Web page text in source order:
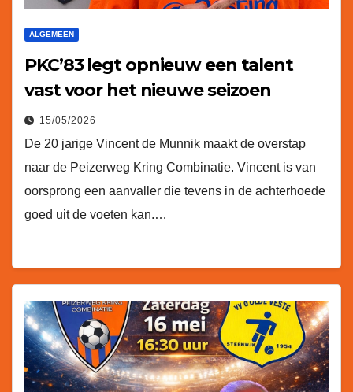
ALGEMEEN
PKC’83 legt opnieuw een talent
vast voor het nieuwe seizoen
15/05/2026
De 20 jarige Vincent de Munnik maakt de overstap
naar de Peizerweg Kring Combinatie. Vincent is van
oorsprong een aanvaller die tevens in de achterhoede
goed uit de voeten kan.…